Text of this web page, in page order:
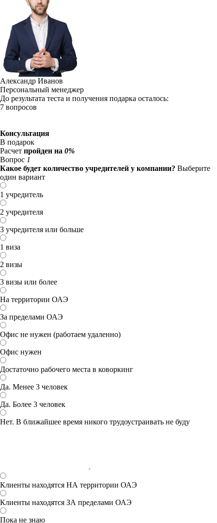
Александр Иванов
Персональный менеджер
До результата теста и получения подарка осталось:
7 вопросов
Консультация
В подарок
Расчет пройден на 0%
Вопрос 1
Какое будет количество учредителей у компании? Выберите
один вариант
1 учредитель
2 учредителя
3 учредителя или больше
1 виза
2 визы
3 визы или более
На территории ОАЭ
За пределами ОАЭ
Офис не нужен (работаем удаленно)
Офис нужен
Достаточно рабочего места в коворкинг
Да. Менее 3 человек
Да. Более 3 человек
Нет. В ближайшее время никого трудоустраивать не буду
Клиенты находятся НА территории ОАЭ
Клиенты находятся ЗА пределами ОАЭ
Пока не знаю